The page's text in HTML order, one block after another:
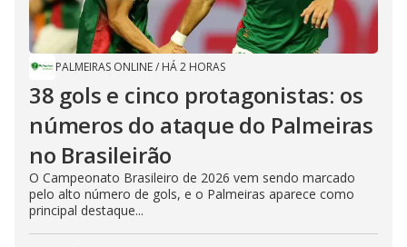
PALMEIRAS ONLINE/ HÁ 2 HORAS
38 gols e cinco protagonistas: os
números do ataque do Palmeiras
no Brasileirão
O Campeonato Brasileiro de 2026 vem sendo marcado
pelo alto número de gols, e o Palmeiras aparece como
principal destaque...